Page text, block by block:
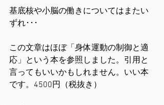
基底核や小脳の働きについてはまたい
ずれ･･･
この文章はほぼ「身体運動の制御と適
応」という本を参照しました。引用と
言ってもいいかもしれません。いい本
です。4500円（税抜き）